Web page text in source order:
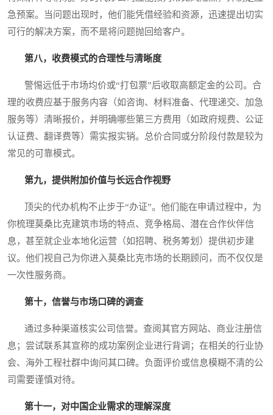
急预案。当问题出现时，他们能凭借经验和资源，迅速提出切实
可行的解决方案，而不是将问题抛回给客户。
第八，收费模式的合理性与清晰度
警惕远低于市场均价或“打包票”后收取高额定金的公司。合
理的收费应基于服务内容（如咨询、材料准备、代理递交、加急
服务等）清晰报价，并明确哪些第三方费用（如政府规费、公证
认证费、翻译费等）需实报实销。总价合同或分阶段付款是较为
常见的可靠模式。
第九，提供附加价值与长远合作视野
顶尖的代办机构不止步于“办证”。他们能在申请过程中，为
你梳理莫桑比克建筑市场的特点、竞争格局、潜在合作伙伴信
息，甚至就企业本地化运营（如招聘、税务筹划）提供初步建
议。他们视自己为你进入莫桑比克市场的长期顾问，而不仅仅是
一次性服务商。
第十，信誉与市场口碑的调查
通过多种渠道核实公司信誉。查阅其官方网站、商业注册信
息；尝试联系其宣称的成功案例企业进行背调；在相关的行业协
会、海外工程社群中询问其口碑。负面评价或信息模糊不清的公
司需要谨慎对待。
第十一，对中国企业需求的理解深度